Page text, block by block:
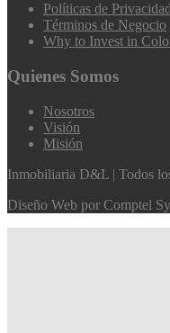
Políticas de
Términos de Negocio
Why to Invest in
Quienes Somos
Nosotros
Visión
Misión
Inmobiliaria D&L | Todos
Diseño Web por Comptel